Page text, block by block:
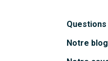
Notre blog